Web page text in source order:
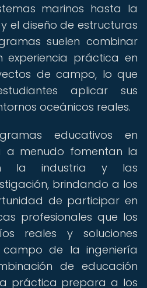
marinos hasta la
el diseño de estructuras
suelen combinar
experiencia práctica en
de campo, lo que
aplicar sus
oceánicos reales.
educativos en
a menudo fomentan la
la industria y las
brindando a los
de participar en
profesionales que los
reales y soluciones
de la ingeniería
de educación
práctica prepara a los